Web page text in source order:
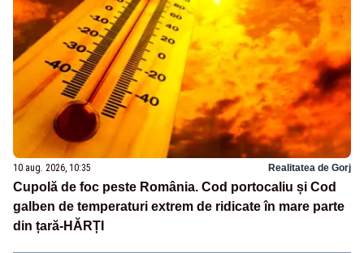
10 aug. 2026, 10:35 Realitatea de Gorj
Cupolă de foc peste România. Cod portocaliu și Cod
galben de temperaturi extrem de ridicate în mare parte
din țară-HĂRȚI